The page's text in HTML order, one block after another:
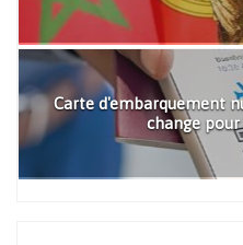
Carte d'embarquement
change pour